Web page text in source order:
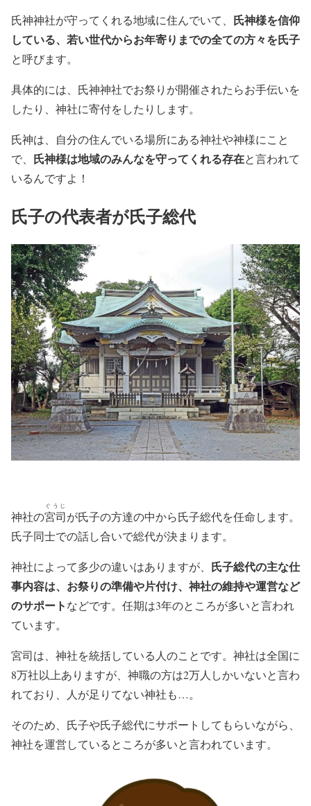
氏神神社が守ってくれる地域に住んでいて、 氏神様を信仰
している、若い世代からお年寄りまでの全ての方々を氏子
と呼びます。
具体的には、氏神神社でお祭りが開催されたらお手伝いを
したり、神社に寄付をしたりします。
氏神は、自分の住んでいる場所にある神社や神様にこと
で、 氏神様は地域のみんなを守ってくれる存在と言われて
いるんですよ！
氏子の代表者が氏子総代
神社の宮司
ぐうじ
が氏子の方達の中から氏子総代を任命します。
氏子同士での話し合いで総代が決まります。
神社によって多少の違いはありますが、 氏子総代の主な仕
事内容は、お祭りの準備や片付け、神社の維持や運営など
のサポートなどです。任期は3年のところが多いと言われ
ています。
宮司は、神社を統括している人のことです。神社は全国に
8万社以上ありますが、神職の方は2万人しかいないと言わ
れており、人が足りてない神社も…。
そのため、氏子や氏子総代にサポートしてもらいながら、
神社を運営しているところが多いと言われています。